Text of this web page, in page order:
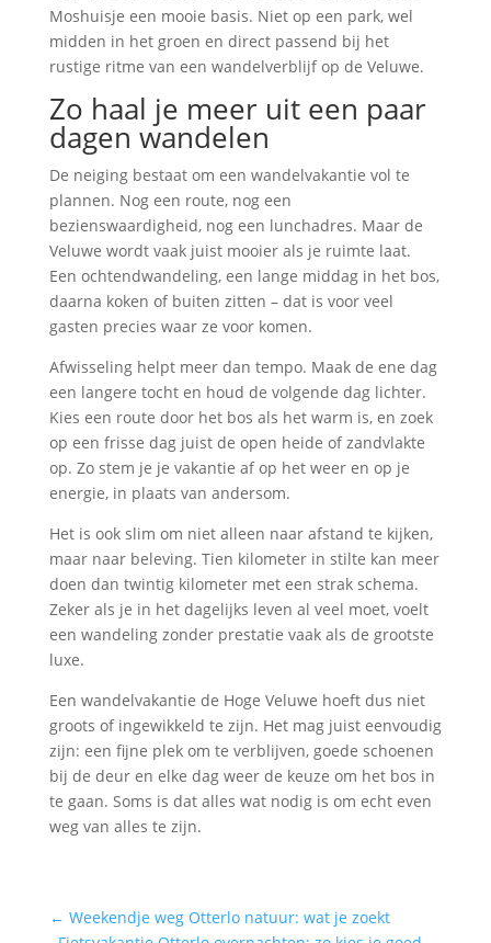
Moshuisje een mooie basis. Niet op een park, wel
midden in het groen en direct passend bij het
rustige ritme van een wandelverblijf op de Veluwe.
Zo haal je meer uit een paar
dagen wandelen
De neiging bestaat om een wandelvakantie vol te
plannen. Nog een route, nog een
bezienswaardigheid, nog een lunchadres. Maar de
Veluwe wordt vaak juist mooier als je ruimte laat.
Een ochtendwandeling, een lange middag in het bos,
daarna koken of buiten zitten – dat is voor veel
gasten precies waar ze voor komen.
Afwisseling helpt meer dan tempo. Maak de ene dag
een langere tocht en houd de volgende dag lichter.
Kies een route door het bos als het warm is, en zoek
op een frisse dag juist de open heide of zandvlakte
op. Zo stem je je vakantie af op het weer en op je
energie, in plaats van andersom.
Het is ook slim om niet alleen naar afstand te kijken,
maar naar beleving. Tien kilometer in stilte kan meer
doen dan twintig kilometer met een strak schema.
Zeker als je in het dagelijks leven al veel moet, voelt
een wandeling zonder prestatie vaak als de grootste
luxe.
Een wandelvakantie de Hoge Veluwe hoeft dus niet
groots of ingewikkeld te zijn. Het mag juist eenvoudig
zijn: een fijne plek om te verblijven, goede schoenen
bij de deur en elke dag weer de keuze om het bos in
te gaan. Soms is dat alles wat nodig is om echt even
weg van alles te zijn.
← Weekendje weg Otterlo natuur: wat je zoekt